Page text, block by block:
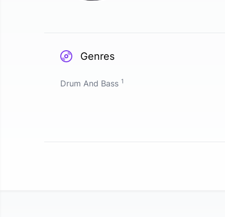
Genres
Drum And Bass 1